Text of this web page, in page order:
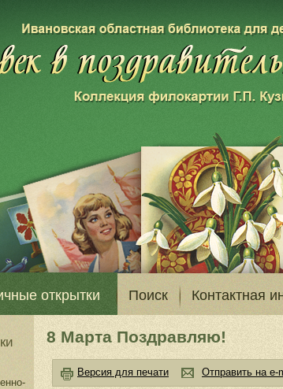
открытки Поиск Контактная
8 Марта Поздравляю!
Версия для печати Отправить на e-